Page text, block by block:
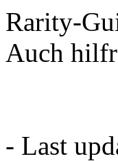
Rarity-
Auch
- Last